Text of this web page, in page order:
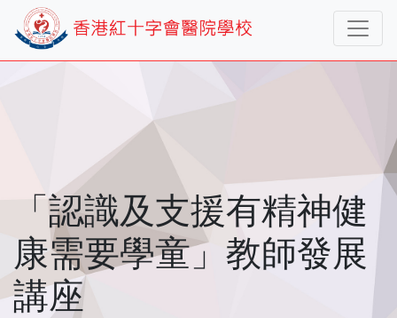
「認識及支援有精神健
康需要學童」教師發展
講座